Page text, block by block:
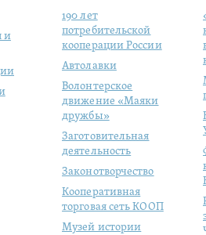
и
190 лет
потребительской
кооперации России
Автолавки
Волонтерское
движение «Маяки
дружбы»
Заготовительная
деятельность
Законотворчество
Кооперативная
торговая сеть КООП
Музей истории